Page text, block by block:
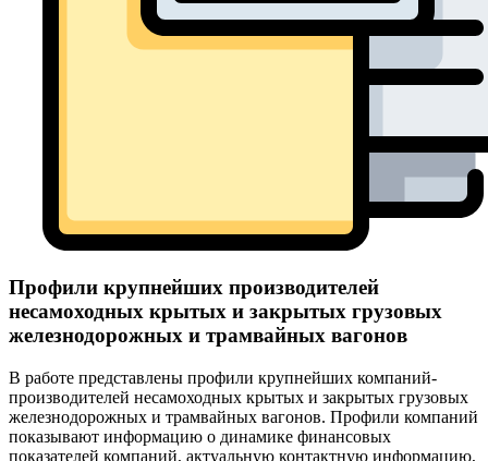
Профили крупнейших производителей
несамоходных крытых и закрытых грузовых
железнодорожных и трамвайных вагонов
В работе представлены профили крупнейших компаний-
производителей несамоходных крытых и закрытых грузовых
железнодорожных и трамвайных вагонов. Профили компаний
показывают информацию о динамике финансовых
показателей компаний, актуальную контактную информацию,